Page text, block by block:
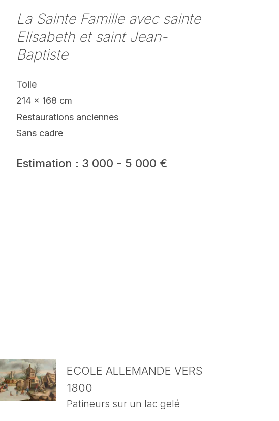
La Sainte Famille avec sainte
Elisabeth et saint Jean-
Baptiste
Toile
214 x 168 cm
Restaurations anciennes
Sans cadre
Estimation : 3 000 - 5 000 €
ECOLE ALLEMANDE VERS
1800
Patineurs sur un lac gelé